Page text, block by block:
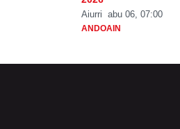
Aiurri abu 06, 07:00
ANDOAIN